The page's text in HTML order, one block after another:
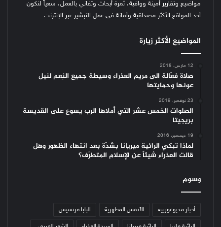
مواضيع وتقارير أمينة ووافية، ثمرة أبحاث وتفاني بالعمل، سعياً لنكون
أحد المواقع الأكثر مصداقية وأمانة في عمل التبشير عبر الإنترنت.
المواضيع الأكثر زيارة
12 مارس، 2018
صلاة فعّالة الى مريم العذراء وسيطة جميع النِعم لنيل
عونها وحمايتها
23 نوفمبر، 2019
الصلوات الخمس عشر التي أملاها الرب يسوع على القديسة
بريجيتا
19 ديسمبر، 2016
لماذا تبكي الرائية ميريانا بشدّة بعد انتهاء الظهور وهل
قالت العذراء شيئاً عن الإسلام المتطرّف؟
وسوم
أخبار مديوغورييه الأنفس المطهرية البابا فرنسيس